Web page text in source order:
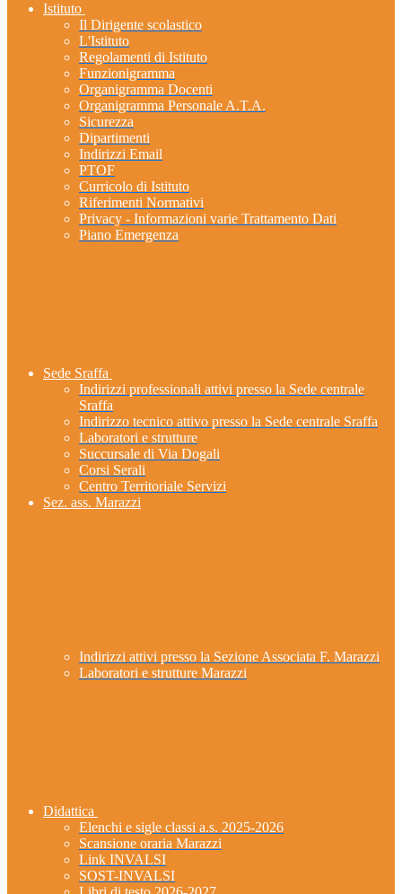
Istituto
Il Dirigente scolastico
L'Istituto
Regolamenti di Istituto
Funzionigramma
Organigramma Docenti
Organigramma Personale A.T.A.
Sicurezza
Dipartimenti
Indirizzi Email
PTOF
Curricolo di Istituto
Riferimenti Normativi
Privacy - Informazioni varie Trattamento Dati
Piano Emergenza
Sede Sraffa
Indirizzi professionali attivi presso la Sede centrale
Sraffa
Indirizzo tecnico attivo presso la Sede centrale Sraffa
Laboratori e strutture
Succursale di Via Dogali
Corsi Serali
Centro Territoriale Servizi
Sez. ass. Marazzi
Indirizzi attivi presso la Sezione Associata F. Marazzi
Laboratori e strutture Marazzi
Didattica
Elenchi e sigle classi a.s. 2025-2026
Scansione oraria Marazzi
Link INVALSI
SOST-INVALSI